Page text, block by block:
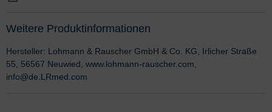
Weitere Produktinformationen
Hersteller: Lohmann & Rauscher GmbH & Co. KG, Irlicher Straße
55, 56567 Neuwied, www.lohmann-rauscher.com,
info@de.LRmed.com